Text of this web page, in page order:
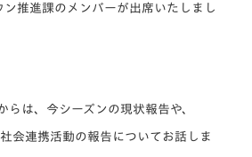
推進課のメンバーが出席いたしまし
らは、今シーズンの現状報告や、
会連携活動の報告についてお話しま